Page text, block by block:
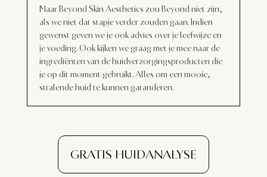
Maar Beyond Skin Aesthetics zou Beyond niet zijn,
als we niet dat stapje verder zouden gaan. Indien
gewenst geven we je ook advies over je leefwijze en
je voeding. Ook kijken we graag met je mee naar de
ingrediënten van de huidverzorgingsproducten die
je op dit moment gebruikt. Alles om een mooie,
stralende huid te kunnen garanderen.
GRATIS HUIDANALYSE